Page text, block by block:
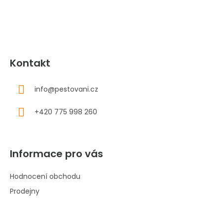
Kontakt
info@pestovani.cz
+420 775 998 260
Informace pro vás
Hodnocení obchodu
Prodejny